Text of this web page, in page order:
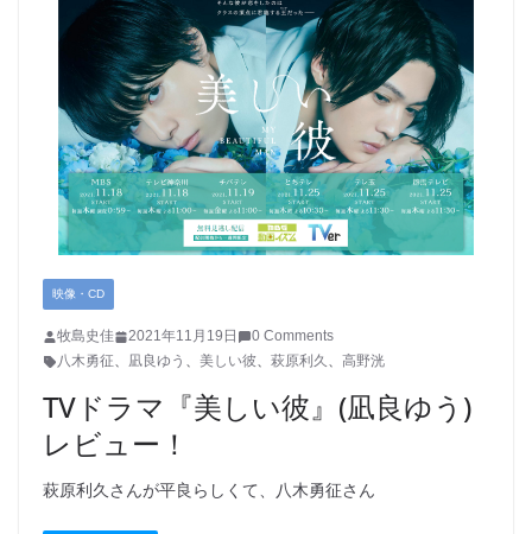
映像・CD
牧島史佳 2021年11月19日
0 Comments
八木勇征、 凪良ゆう 、 美しい彼、 萩原利久 、 高野洸
TVドラマ『美しい彼』(凪良ゆう)
レビュー！
萩原利久さんが平良らしくて、八木勇征さん